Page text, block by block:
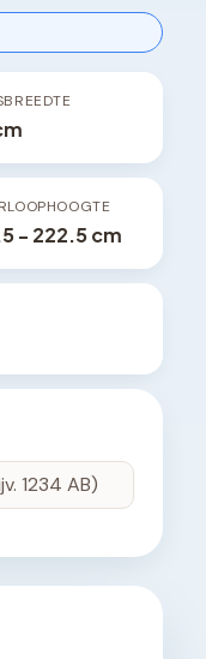
- 222.5 cm